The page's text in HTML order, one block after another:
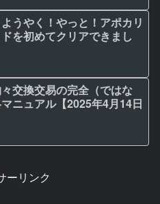
た方がいいこと【第5回】
うやく！やっと！アポカリ
を初めてクリアできまし
交換交易の完全（ではな
ニュアル【2025年4月14日
ーリンク